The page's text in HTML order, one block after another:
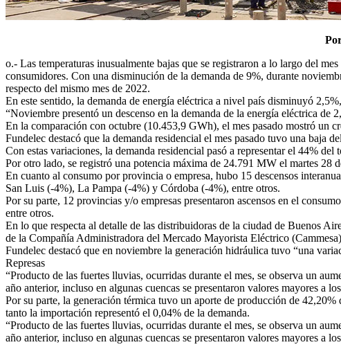
o.- Las temperaturas inusualmente bajas que se registraron a lo largo del
consumidores. Con una disminución de la demanda de 9%, durante
respecto del mismo mes de 2022.
En este sentido, la demanda de energía eléctrica a nivel país disminuyó
“Noviembre presentó un descenso en la demanda de la energía eléctrica
En la comparación con octubre (10.453,9 GWh), el mes pasado mostró un
Fundelec destacó que la demanda residencial el mes pasado tuvo una baja
Con estas variaciones, la demanda residencial pasó a representar el 44%
Por otro lado, se registró una potencia máxima de 24.791 MW el martes 28
En cuanto al consumo por provincia o empresa, hubo 15 descensos
San Luis (-4%), La Pampa (-4%) y Córdoba (-4%), entre otros.
Por su parte, 12 provincias y/o empresas presentaron ascensos en el
entre otros.
En lo que respecta al detalle de las distribuidoras de la ciudad de Buenos
de la Compañía Administradora del Mercado Mayorista Eléctrico
Fundelec destacó que en noviembre la generación hidráulica tuvo “una
Represas
“Producto de las fuertes lluvias, ocurridas durante el mes, se observa un
año anterior, incluso en algunas cuencas se presentaron valores mayores a
Por su parte, la generación térmica tuvo un aporte de producción de
tanto la importación representó el 0,04% de la demanda.
“Producto de las fuertes lluvias, ocurridas durante el mes, se observa un
año anterior, incluso en algunas cuencas se presentaron valores mayores a